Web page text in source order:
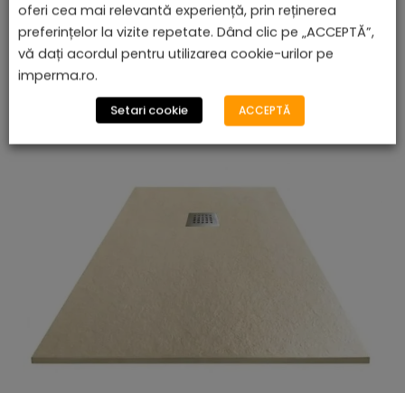
Cădiță De Duș Serena, Alb, Cu Sifon Inclus
De la 996,47lei
oferi cea mai relevantă experiență, prin reținerea
preferințelor la vizite repetate. Dând clic pe „ACCEPTĂ”,
vă dați acordul pentru utilizarea cookie-urilor pe
imperma.ro.
Setari cookie ACCEPTĂ